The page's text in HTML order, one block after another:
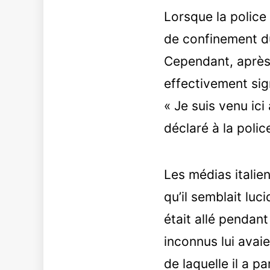
Lorsque la
de confinement
Cependant,
effectivement
« Je suis venu
déclaré à la
Les médias
qu’il semblait
était allé
inconnus lui
de laquelle il a